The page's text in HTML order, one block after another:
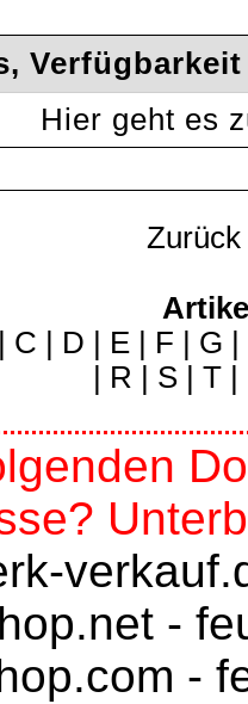
Hier geht es
Zurück
C D E| F G
R S| T|
-
-